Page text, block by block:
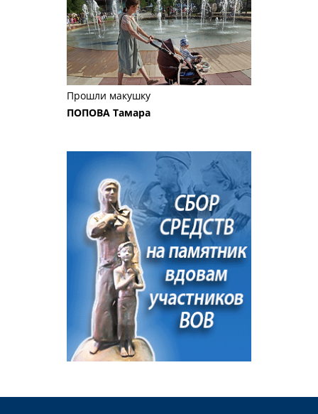
Прошли макушку
ПОПОВА Тамара